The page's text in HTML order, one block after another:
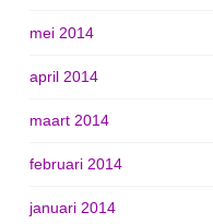
mei 2014
april 2014
maart 2014
februari 2014
januari 2014